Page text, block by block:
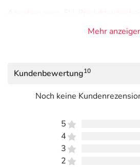
PDF des Beipackzettels
Mehr
Kundenbewertung10
Noch keine
5
4
3
2